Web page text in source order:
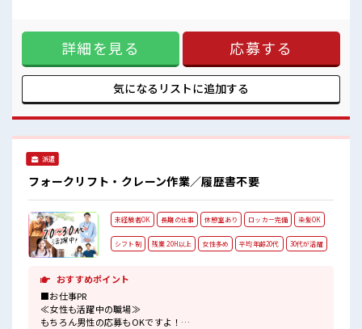
ON/OFFの切替もしやすい！
躍できる≫ 新しいことにチャレンジするのは不安だけど、 し
っかり働く環境が整っています！ イチからスキルUP・ステッ
プUP目指していきましょう！ ≪自分に向いている仕事が探せ
る≫ 困った事などがあれば、 担当がしっかりサポートしま
もオススメ！ 土日祝休みなので、 ON/OFFの切替もしやす
詳細を見る 応募する
気になるリストに追加する
派遣
フォークリフト・クレーン作業／履歴書不要
未経験者OK 長期の仕事 休憩室あり ロッカー完備 染髪OK
シフト制 残業 20H以上 女性多め 平均年齢20代 30代が活躍
おすすめポイント
■お仕事PR
≪女性も活躍中の職場≫
もちろん男性の応募もOKですよ！